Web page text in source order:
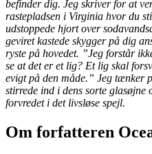
befinder dig. Jeg skriver for at
rastepladsen i Virginia hvor du
udstoppede hjort over
geviret kastede skygger på dig
ryste på hovedet. ”Jeg forstår
se at det er et lig? Et lig skal
evigt på den måde.” Jeg tænker
stirrede ind i dens sorte glasøjne
forvredet i det livsløse spejl.
Om forfatteren